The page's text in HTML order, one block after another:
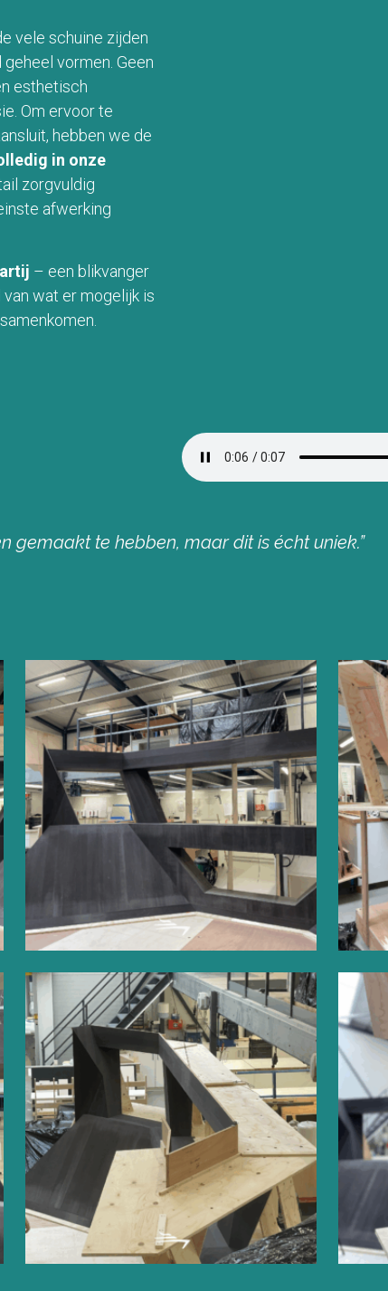
vele schuine zijden
vormen. Geen
esthetisch
Om ervoor te
hebben we de
in onze
zorgvuldig
afwerking
– een blikvanger
wat er mogelijk is
gemaakt te hebben, maar dit is écht uniek.”